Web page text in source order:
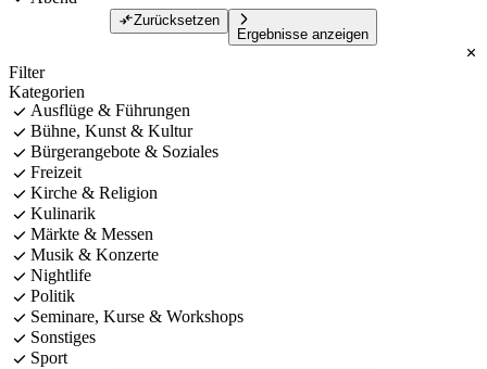
Zurücksetzen
Ergebnisse anzeigen
Filter
Kategorien
Ausflüge & Führungen
Bühne, Kunst & Kultur
Bürgerangebote & Soziales
Freizeit
Kirche & Religion
Kulinarik
Märkte & Messen
Musik & Konzerte
Nightlife
Politik
Seminare, Kurse & Workshops
Sonstiges
Sport